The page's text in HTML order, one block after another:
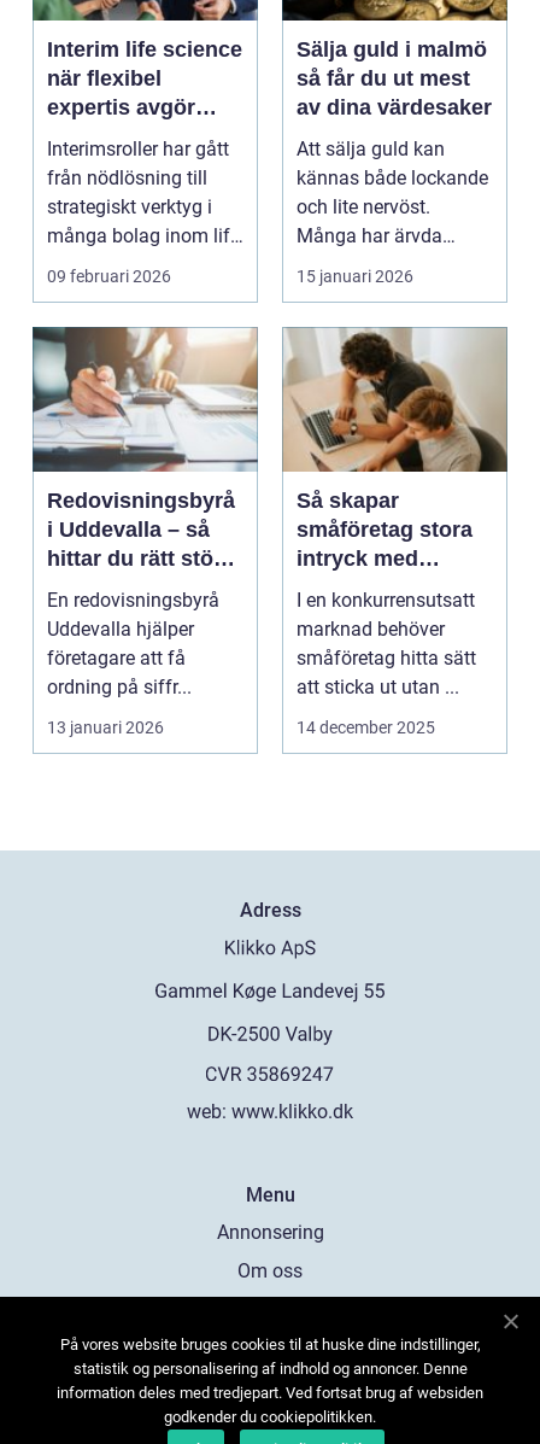
Interim life science
när flexibel
expertis avgör
takten
Interimsroller har gått
från nödlösning till
strategiskt verktyg i
många bolag inom life
science. Nä...
09 februari 2026
Sälja guld i malmö
så får du ut mest
av dina värdesaker
Att sälja guld kan
kännas både lockande
och lite nervöst.
Många har ärvda
smycken, gamla
släktklenod...
15 januari 2026
Redovisningsbyrå
i Uddevalla – så
hittar du rätt stöd
för företagets
ekonomi
En redovisningsbyrå
Uddevalla hjälper
företagare att få
ordning på siffr...
13 januari 2026
Så skapar
småföretag stora
intryck med
kreativ
marknadsföring
I en konkurrensutsatt
marknad behöver
småföretag hitta sätt
att sticka ut utan ...
14 december 2025
Adress
web: www.klikko.dk
Menu
Annonsering
Om oss
Kontakta oss
Sitemap
På vores website bruges cookies til at huske dine indstillinger,
statistik og personalisering af indhold og annoncer. Denne
information deles med tredjepart. Ved fortsat brug af websiden
godkender du cookiepolitikken.